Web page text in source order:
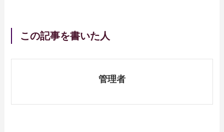
この記事を書いた人
管理者